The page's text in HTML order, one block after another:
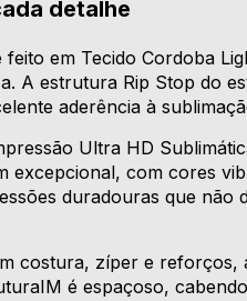
detalhe
em Tecido Cordoba
A estrutura Rip Stop do
aderência à
Ultra HD
excepcional, com cores
duradouras que não
costura, zíper e
é espaçoso,